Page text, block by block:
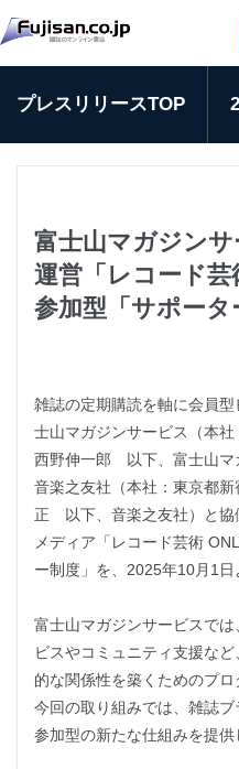
プレスリリースTOP
富士山マガジン
運営「レコード
参加型「サポータ
雑誌の定期購読を軸に会員
士山マガジンサービス（本社
西野伸一郎 以下、富士山マ
音楽之友社（本社：東京都
正 以下、音楽之友社）と協
メディア「レコード芸術
ー制度」を、2025年10月1日
富士山マガジンサービスで
ビスやコミュニティ支援な
的な関係性を築くためのプロ
今回の取り組みでは、雑誌
参加型の新たな仕組みを提供